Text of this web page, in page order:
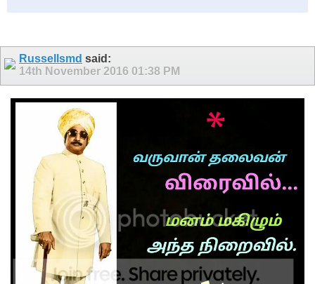
Russellsmd said:
14th November 2016 01:38 PM